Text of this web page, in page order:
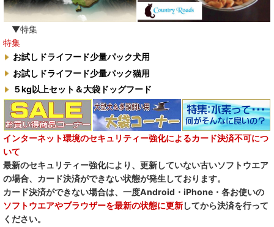
▼特集
特集
お試しドライフード少量パック犬用
お試しドライフード少量パック猫用
５kg以上セット＆大袋ドッグフード
インターネット環境のセキュリティー強化によるカード決済不可につ
いて
最新のセキュリティー強化により、更新していない古いソフトウエア
の場合、カード決済ができない状態が発生しております。
カード決済ができない場合は、一度Android・iPhone・各お使いの
ソフトウエアやブラウザーを最新の状態に更新してから決済を行って
ください。